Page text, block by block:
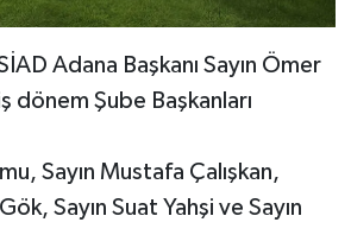
Adana Başkanı Sayın Ömer
dönem Şube Başkanları
Sayın Mustafa Çalışkan,
Sayın Suat Yahşi ve Sayın